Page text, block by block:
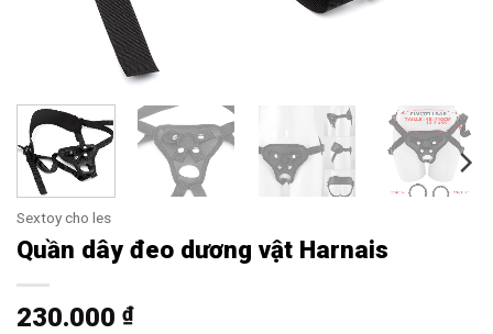
Sextoy cho les
Quần dây đeo dương vật Harnais
230.000 ₫